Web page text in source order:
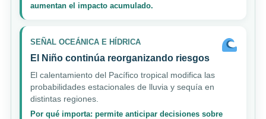
aumentan el impacto acumulado.
SEÑAL OCEÁNICA E HÍDRICA
El Niño continúa reorganizando riesgos
El calentamiento del Pacífico tropical modifica las
probabilidades estacionales de lluvia y sequía en
distintas regiones.
Por qué importa: permite anticipar decisiones sobre